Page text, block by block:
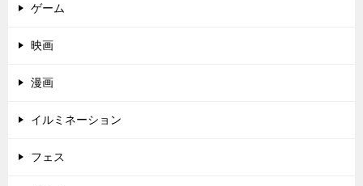
ゲーム
映画
漫画
イルミネーション
フェス